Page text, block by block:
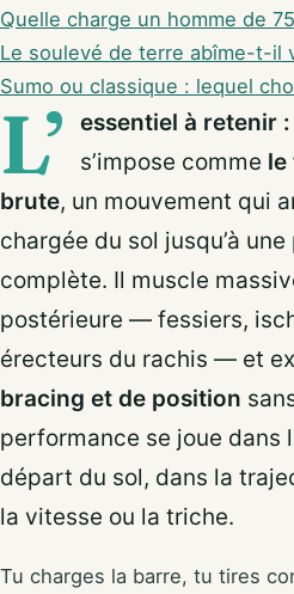
Quelle charge un homme de
Le soulevé de terre abîme-t-il
Sumo ou classique : lequel
L’ essentiel à retenir :
s’impose comme le
brute, un mouvement qui
chargée du sol jusqu’à
complète. Il muscle
postérieure — fessiers,
érecteurs du rachis — et
bracing et de position
performance se joue dans
départ du sol, dans la
la vitesse ou la triche.
Tu charges la barre, tu tires